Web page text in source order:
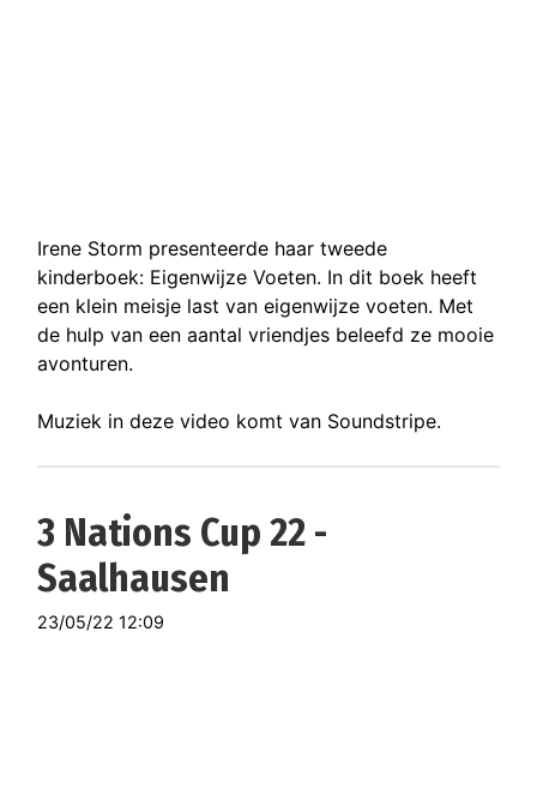
Irene Storm presenteerde haar tweede
kinderboek: Eigenwijze Voeten. In dit boek heeft
een klein meisje last van eigenwijze voeten. Met
de hulp van een aantal vriendjes beleefd ze mooie
avonturen.
Muziek in deze video komt van Soundstripe.
3 Nations Cup 22 -
Saalhausen
23/05/22 12:09